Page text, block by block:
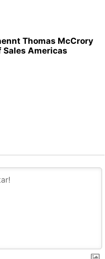
Thomas McCrory
Sales Americas